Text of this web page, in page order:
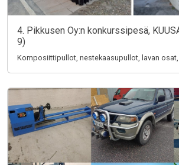
4. Pikkusen Oy:n konkurssipesä,
9)
Komposiittipullot, nestekaasupullot, lavan